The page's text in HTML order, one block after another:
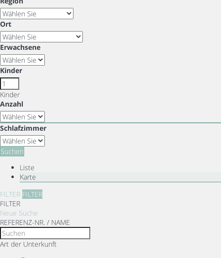
Ort
Erwachsene
Kinder
Kinder
Anzahl
Schlafzimmer
Suchen
Liste
Karte
FILTER FILTER
FILTER
Neue Suche
REFERENZ-NR. / NAME
Art der Unterkunft